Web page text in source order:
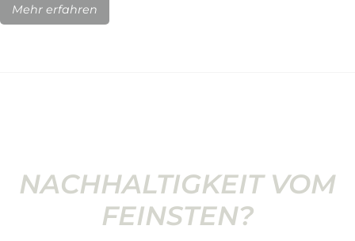
Mehr erfahren
NACHHALTIGKEIT VOM
FEINSTEN?